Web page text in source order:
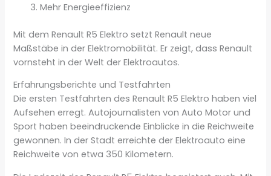
Mehr Energieeffizienz
Mit dem Renault R5 Elektro setzt Renault neue
Maßstäbe in der Elektromobilität. Er zeigt, dass Renault
vornsteht in der Welt der Elektroautos.
Erfahrungsberichte und Testfahrten
Die ersten Testfahrten des Renault R5 Elektro haben viel
Aufsehen erregt. Autojournalisten von Auto Motor und
Sport haben beeindruckende Einblicke in die Reichweite
gewonnen. In der Stadt erreichte der Elektroauto eine
Reichweite von etwa 350 Kilometern.